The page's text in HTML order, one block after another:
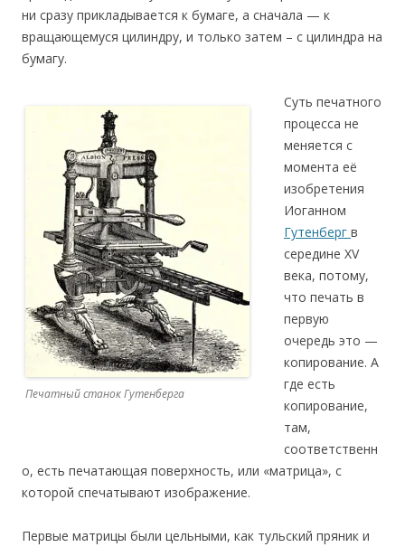
ни сразу прикладывается к бумаге, а сначала — к
вращающемуся цилиндру, и только затем – с цилиндра на
бумагу.
Печатный станок Гутенберга
Суть печатного
процесса не
меняется с
момента её
изобретения
Иоганном
Гутенберг в
середине XV
века, потому,
что печать в
первую
очередь это —
копирование. А
где есть
копирование,
там,
соответственн
о, есть печатающая поверхность, или «матрица», с
которой спечатывают изображение.
Первые матрицы были цельными, как тульский пряник и